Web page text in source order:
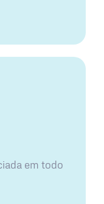
em todo